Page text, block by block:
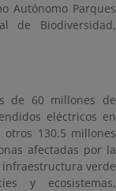
Autónomo Parques
de Biodiversidad,
de 60 millones de
eléctricos en
130.5 millones
afectadas por la
verde
y ecosistemas,